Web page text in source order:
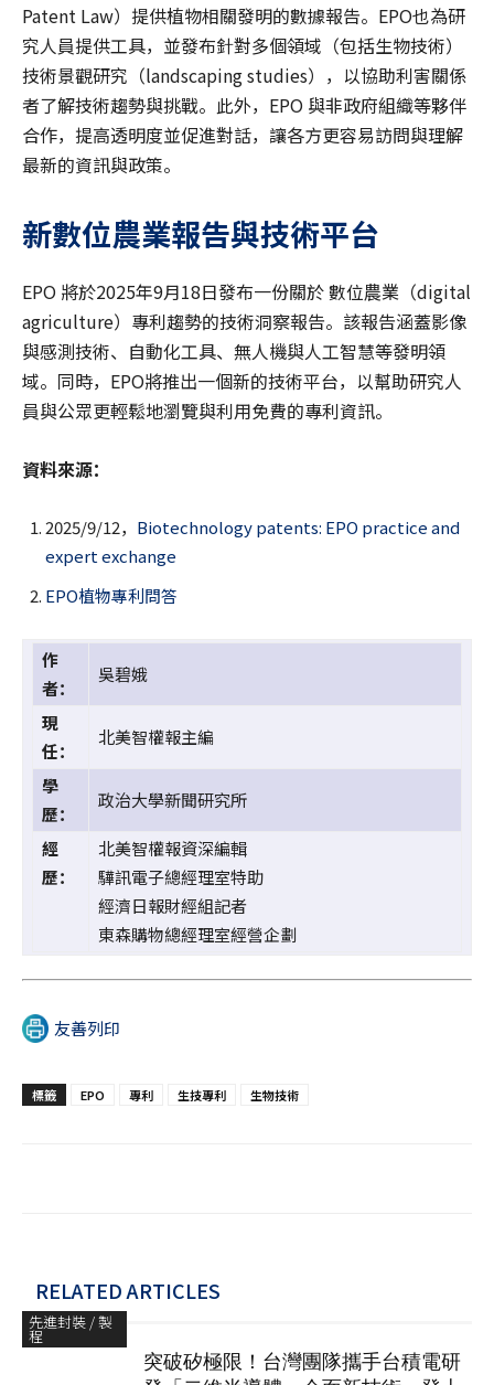
Patent Law）提供植物相關發明的數據報告。EPO也為研
究人員提供工具，並發布針對多個領域（包括生物技術）
技術景觀研究（landscaping studies），以協助利害關係
者了解技術趨勢與挑戰。此外，EPO 與非政府組織等夥伴
合作，提高透明度並促進對話，讓各方更容易訪問與理解
最新的資訊與政策。
新數位農業報告與技術平台
EPO 將於2025年9月18日發布一份關於 數位農業（digital
agriculture）專利趨勢的技術洞察報告。該報告涵蓋影像
與感測技術、自動化工具、無人機與人工智慧等發明領
域。同時，EPO將推出一個新的技術平台，以幫助研究人
員與公眾更輕鬆地瀏覽與利用免費的專利資訊。
資料來源：
2025/9/12， Biotechnology patents: EPO practice and
expert exchange
EPO植物專利問答
作
者：
吳碧娥
現
任：
北美智權報主編
學
歷：
政治大學新聞研究所
經
歷：
北美智權報資深編輯
驊訊電子總經理室特助
經濟日報財經組記者
東森購物總經理室經營企劃
友善列印
標籤 EPO 專利 生技專利 生物技術
RELATED ARTICLES
先進封裝 / 製
程
突破矽極限！台灣團隊攜手台積電研